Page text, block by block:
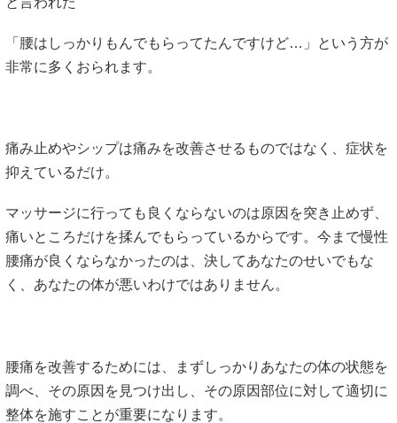
「腰はしっかりもんでもらってたんですけど…」という方が
非常に多くおられます。
痛み止めやシップは痛みを改善させるものではなく、症状を
抑えているだけ。
マッサージに行っても良くならないのは原因を突き止めず、
痛いところだけを揉んでもらっているからです。今まで慢性
腰痛が良くならなかったのは、決してあなたのせいでもな
く、あなたの体が悪いわけではありません。
腰痛を改善するためには、まずしっかりあなたの体の状態を
調べ、その原因を見つけ出し、その原因部位に対して適切に
整体を施すことが重要になります。